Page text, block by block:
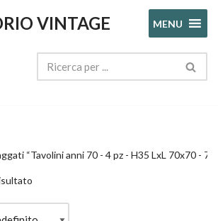
VINTAGE MENU
“Tavolini anni 70 - 4 pz - H35 LxL 70x70 -